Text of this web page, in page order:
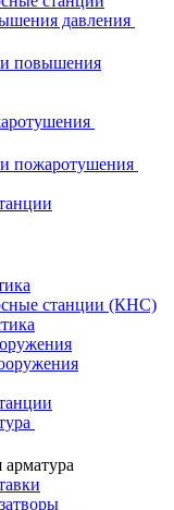
давления
повышения
пожаротушения
станции (КНС)